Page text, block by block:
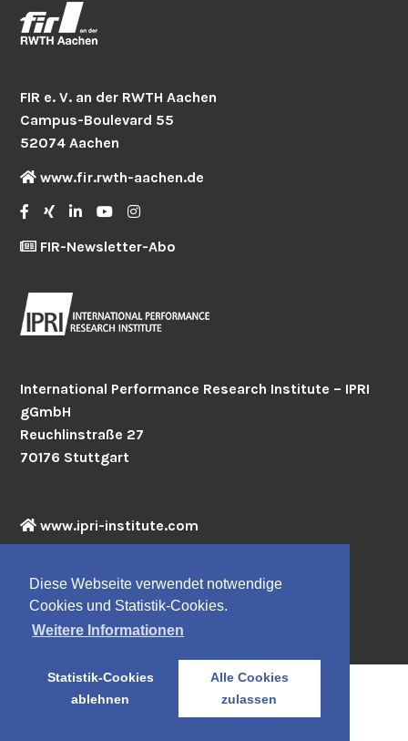
Diese Webseite verwendet notwendige
Cookies und Statistik-Cookies.
Weitere Informationen
Statistik-Cookies
ablehnen
Alle Cookies
zulassen
FIR e. V. an der RWTH Aachen
Campus-Boulevard 55
52074 Aachen
www.fir.rwth-aachen.de
FIR-Newsletter-Abo
International Performance Research Institute – IPRI
gGmbH
Reuchlinstraße 27
70176 Stuttgart
www.ipri-institute.com